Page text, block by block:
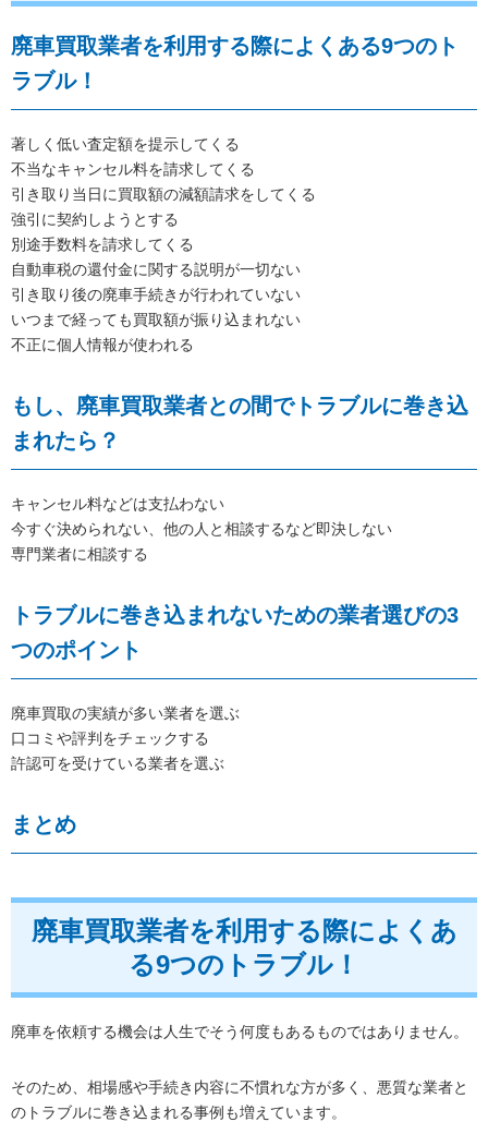
廃車買取業者を利用する際によくある9つのト
ラブル！
著しく低い査定額を提示してくる
不当なキャンセル料を請求してくる
引き取り当日に買取額の減額請求をしてくる
強引に契約しようとする
別途手数料を請求してくる
自動車税の還付金に関する説明が一切ない
引き取り後の廃車手続きが行われていない
いつまで経っても買取額が振り込まれない
不正に個人情報が使われる
もし、廃車買取業者との間でトラブルに巻き込
まれたら？
キャンセル料などは支払わない
今すぐ決められない、他の人と相談するなど即決しない
専門業者に相談する
トラブルに巻き込まれないための業者選びの3
つのポイント
廃車買取の実績が多い業者を選ぶ
口コミや評判をチェックする
許認可を受けている業者を選ぶ
まとめ
廃車買取業者を利用する際によくあ
る9つのトラブル！
廃車を依頼する機会は人生でそう何度もあるものではありません。
そのため、相場感や手続き内容に不慣れな方が多く、悪質な業者と
のトラブルに巻き込まれる事例も増えています。